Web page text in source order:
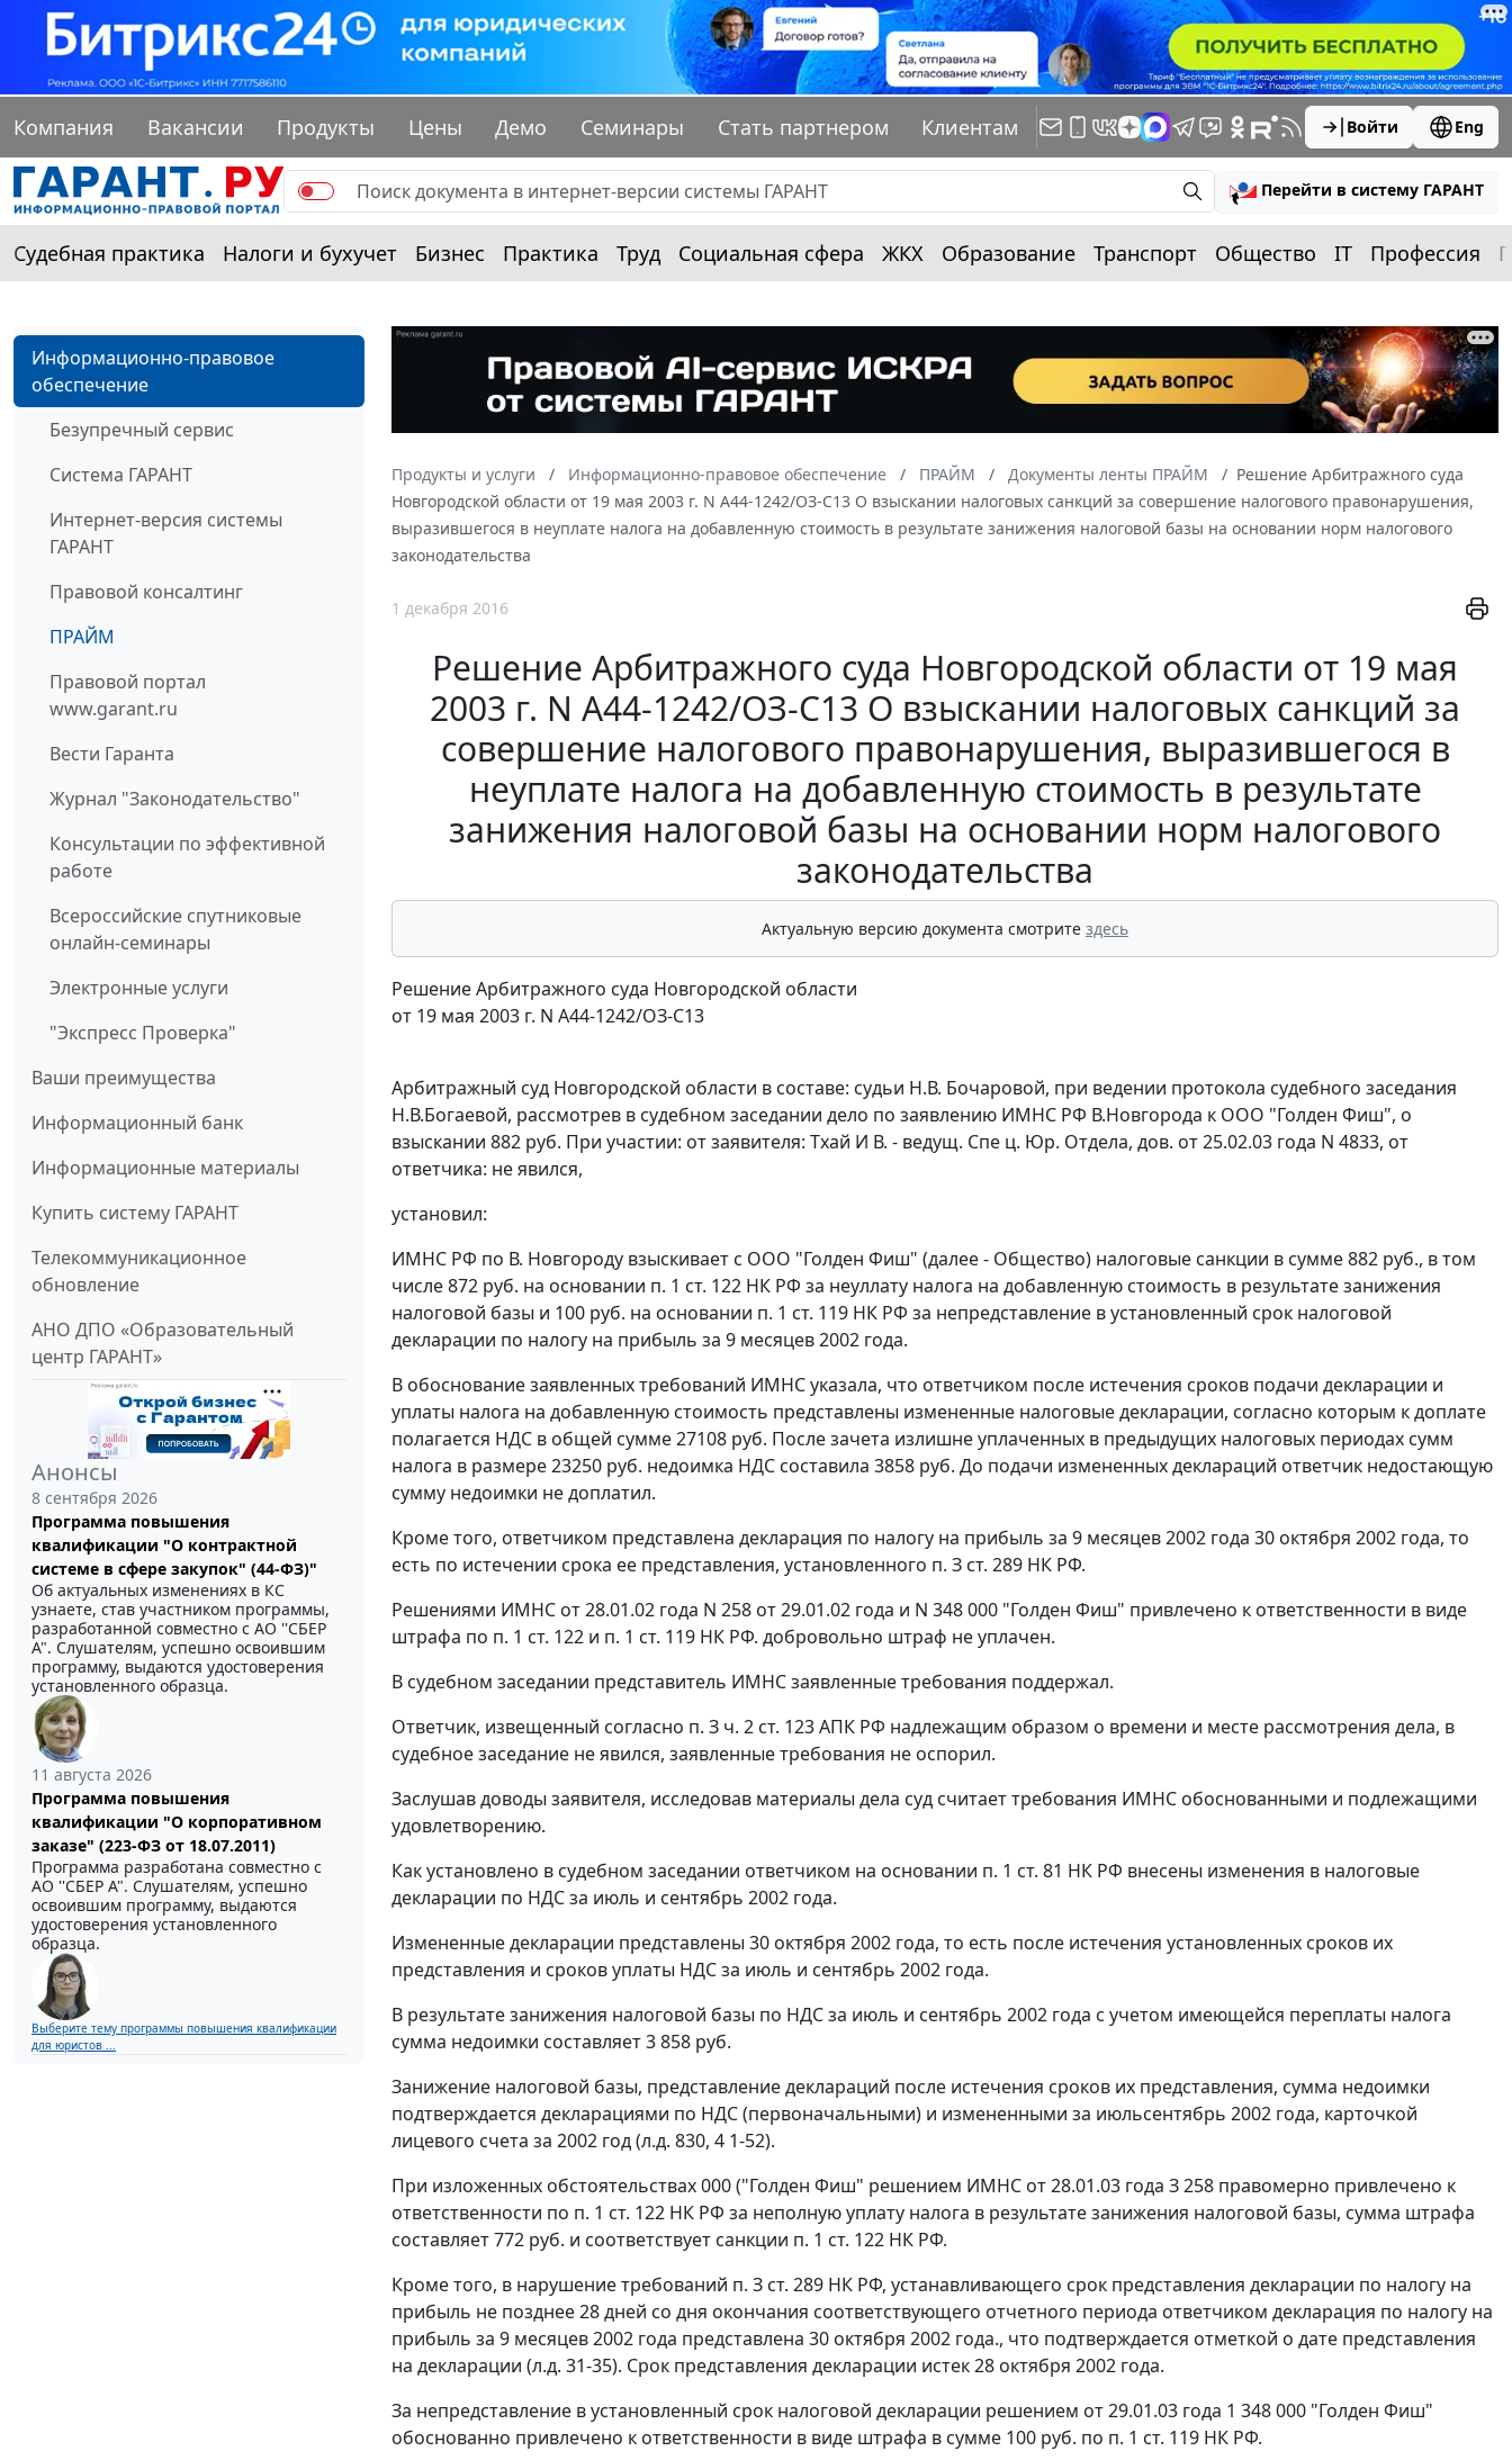
Компания Вакансии Продукты Цены Демо Семинары Стать партнером Клиентам Войти Eng
Перейти в систему ГАРАНТ
Судебная практика Налоги и бухучет Бизнес Практика Труд Социальная сфера ЖКХ Образование Транспорт Общество IT Профессия
Информационно-правовое
обеспечение
Безупречный сервис
Система ГАРАНТ
Интернет-версия системы
ГАРАНТ
Правовой консалтинг
ПРАЙМ
Правовой портал
www.garant.ru
Вести Гаранта
Журнал "Законодательство"
Консультации по эффективной
работе
Всероссийские спутниковые
онлайн-семинары
Электронные услуги
"Экспресс Проверка"
Ваши преимущества
Информационный банк
Информационные материалы
Купить систему ГАРАНТ
Телекоммуникационное
обновление
АНО ДПО «Образовательный
центр ГАРАНТ»
Анонсы
8 сентября 2026
Программа повышения
квалификации "О контрактной
системе в сфере закупок" (44-ФЗ)"
Об актуальных изменениях в КС
узнаете, став участником программы,
разработанной совместно с АО ''СБЕР
А". Слушателям, успешно освоившим
программу, выдаются удостоверения
установленного образца.
11 августа 2026
Программа повышения
квалификации "О корпоративном
заказе" (223-ФЗ от 18.07.2011)
Программа разработана совместно с
АО ''СБЕР А". Слушателям, успешно
освоившим программу, выдаются
удостоверения установленного
образца.
Выберите тему программы повышения квалификации
для юристов ...
Продукты и услуги Информационно-правовое обеспечение ПРАЙМ Документы ленты ПРАЙМ
Решение Арбитражного суда
Новгородской области от 19 мая 2003 г. N А44-1242/ОЗ-С13 О взыскании налоговых санкций за совершение налогового правонарушения,
выразившегося в неуплате налога на добавленную стоимость в результате занижения налоговой базы на основании норм налогового
законодательства
1 декабря 2016
Решение Арбитражного суда Новгородской области от 19 мая
2003 г. N А44-1242/ОЗ-С13 О взыскании налоговых санкций за
совершение налогового правонарушения, выразившегося в
неуплате налога на добавленную стоимость в результате
занижения налоговой базы на основании норм налогового
законодательства
Актуальную версию документа смотрите здесь
Решение Арбитражного суда Новгородской области
от 19 мая 2003 г. N А44-1242/ОЗ-С13
Арбитражный суд Новгородской области в составе: судьи Н.В. Бочаровой, при ведении протокола судебного заседания
Н.В.Богаевой, рассмотрев в судебном заседании дело по заявлению ИМНС РФ В.Новгорода к ООО "Голден Фиш", о
взыскании 882 руб. При участии: от заявителя: Тхай И В. - ведущ. Спе ц. Юр. Отдела, дов. от 25.02.03 года N 4833, от
ответчика: не явился,
установил:
ИМНС РФ по В. Новгороду взыскивает с ООО "Голден Фиш" (далее - Общество) налоговые санкции в сумме 882 руб., в том
числе 872 руб. на основании п. 1 ст. 122 НК РФ за неуллату налога на добавленную стоимость в результате занижения
налоговой базы и 100 руб. на основании п. 1 ст. 119 НК РФ за непредставление в установленный срок налоговой
декларации по налогу на прибыль за 9 месяцев 2002 года.
В обоснование заявленных требований ИМНС указала, что ответчиком после истечения сроков подачи декларации и
уплаты налога на добавленную стоимость представлены измененные налоговые декларации, согласно которым к доплате
полагается НДС в общей сумме 27108 руб. После зачета излишне уплаченных в предыдущих налоговых периодах сумм
налога в размере 23250 руб. недоимка НДС составила 3858 руб. До подачи измененных деклараций ответчик недостающую
сумму недоимки не доплатил.
Кроме того, ответчиком представлена декларация по налогу на прибыль за 9 месяцев 2002 года 30 октября 2002 года, то
есть по истечении срока ее представления, установленного п. З ст. 289 НК РФ.
Решениями ИМНС от 28.01.02 года N 258 от 29.01.02 года и N 348 000 "Голден Фиш" привлечено к ответственности в виде
штрафа по п. 1 ст. 122 и п. 1 ст. 119 НК РФ. добровольно штраф не уплачен.
В судебном заседании представитель ИМНС заявленные требования поддержал.
Ответчик, извещенный согласно п. З ч. 2 ст. 123АПК РФ надлежащим образом о времени и месте рассмотрения дела, в
судебное заседание не явился, заявленные требования не оспорил.
Заслушав доводы заявителя, исследовав материалы дела суд считает требования ИМНС обоснованными и подлежащими
удовлетворению.
Как установлено в судебном заседании ответчиком на основании п. 1 ст. 81 НК РФ внесены изменения в налоговые
декларации по НДС за июль и сентябрь 2002 года.
Измененные декларации представлены 30 октября 2002 года, то есть после истечения установленных сроков их
представления и сроков уплаты НДС за июль и сентябрь 2002 года.
В результате занижения налоговой базы по НДС за июль и сентябрь 2002 года с учетом имеющейся переплаты налога
сумма недоимки составляет 3 858 руб.
Занижение налоговой базы, представление деклараций после истечения сроков их представления, сумма недоимки
подтверждается декларациями по НДС (первоначальными) и измененными за июльсентябрь 2002 года, карточкой
лицевого счета за 2002 год (л.д. 830, 4 1-52).
При изложенных обстоятельствах 000 ("Голден Фиш" решением ИМНС от 28.01.03 года З 258 правомерно привлечено к
ответственности по п. 1 ст. 122 НК РФ за неполную уплату налога в результате занижения налоговой базы, сумма штрафа
составляет 772 руб. и соответствует санкции п. 1 ст. 122 НК РФ.
Кроме того, в нарушение требований п. З ст. 289 НК РФ, устанавливающего срок представления декларации по налогу на
прибыль не позднее 28 дней со дня окончания соответствующего отчетного периода ответчиком декларация по налогу на
прибыль за 9 месяцев 2002 года представлена 30 октября 2002 года., что подтверждается отметкой о дате представления
на декларации (л.д. 31-35). Срок представления декларации истек 28 октября 2002 года.
За непредставление в установленный срок налоговой декларации решением от 29.01.03 года 1 348 000 "Голден Фиш"
обоснованно привлечено к ответственности в виде штрафа в сумме 100 руб. по п. 1 ст. 119 НК РФ.